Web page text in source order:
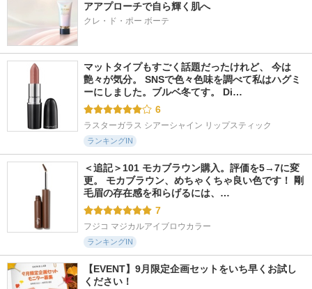
アアプローチで自ら輝く肌へ
クレ・ド・ポー ボーテ
マットタイプもすごく話題だったけれど、 今は
艶々が気分。 SNSで色々色味を調べて私はハグミ
ーにしました。ブルベ冬てす。 Di…
6
ラスターガラス シアーシャイン リップスティック
ランキングIN
＜追記＞101 モカブラウン購入。評価を5→7に変
更。 モカブラウン、めちゃくちゃ良い色です！ 剛
毛眉の存在感を和らげるには、…
7
フジコ マジカルアイブロウカラー
ランキングIN
【EVENT】9月限定企画セットをいち早くお試し
ください！